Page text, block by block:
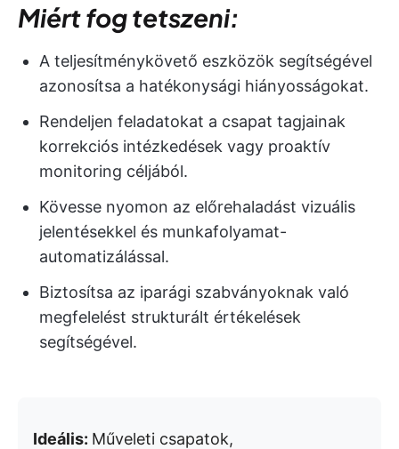
Miért fog tetszeni:
A teljesítménykövető eszközök segítségével
azonosítsa a hatékonysági hiányosságokat.
Rendeljen feladatokat a csapat tagjainak
korrekciós intézkedések vagy proaktív
monitoring céljából.
Kövesse nyomon az előrehaladást vizuális
jelentésekkel és munkafolyamat-
automatizálással.
Biztosítsa az iparági szabványoknak való
megfelelést strukturált értékelések
segítségével.
Ideális: Műveleti csapatok,